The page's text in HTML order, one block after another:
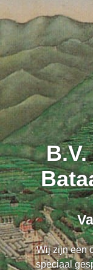
Wij zijn een
speciaal